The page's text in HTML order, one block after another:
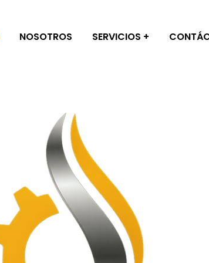
NOSOTROS SERVICIOS